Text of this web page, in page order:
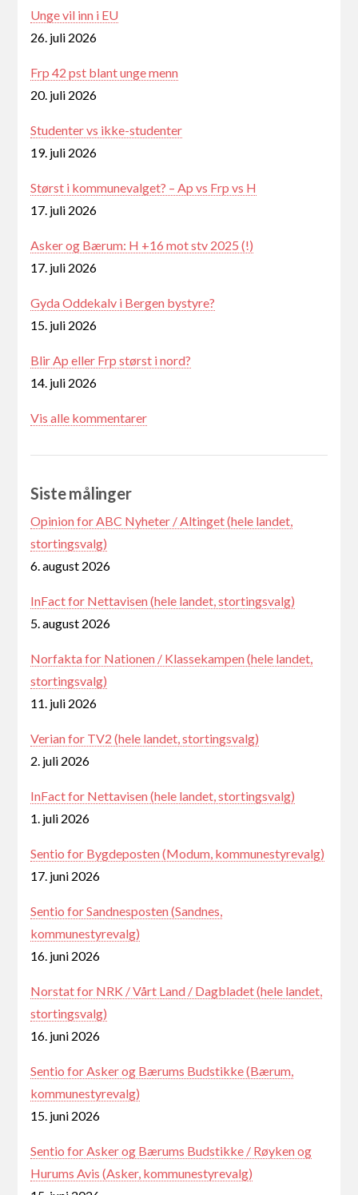
Unge vil inn i EU
26. juli 2026
Frp 42 pst blant unge menn
20. juli 2026
Studenter vs ikke-studenter
19. juli 2026
Størst i kommunevalget? – Ap vs Frp vs H
17. juli 2026
Asker og Bærum: H +16 mot stv 2025 (!)
17. juli 2026
Gyda Oddekalv i Bergen bystyre?
15. juli 2026
Blir Ap eller Frp størst i nord?
14. juli 2026
Vis alle kommentarer
Siste målinger
Opinion for ABC Nyheter / Altinget (hele landet,
stortingsvalg)
6. august 2026
InFact for Nettavisen (hele landet, stortingsvalg)
5. august 2026
Norfakta for Nationen / Klassekampen (hele landet,
stortingsvalg)
11. juli 2026
Verian for TV2 (hele landet, stortingsvalg)
2. juli 2026
InFact for Nettavisen (hele landet, stortingsvalg)
1. juli 2026
Sentio for Bygdeposten (Modum, kommunestyrevalg)
17. juni 2026
Sentio for Sandnesposten (Sandnes,
kommunestyrevalg)
16. juni 2026
Norstat for NRK / Vårt Land / Dagbladet (hele landet,
stortingsvalg)
16. juni 2026
Sentio for Asker og Bærums Budstikke (Bærum,
kommunestyrevalg)
15. juni 2026
Sentio for Asker og Bærums Budstikke / Røyken og
Hurums Avis (Asker, kommunestyrevalg)